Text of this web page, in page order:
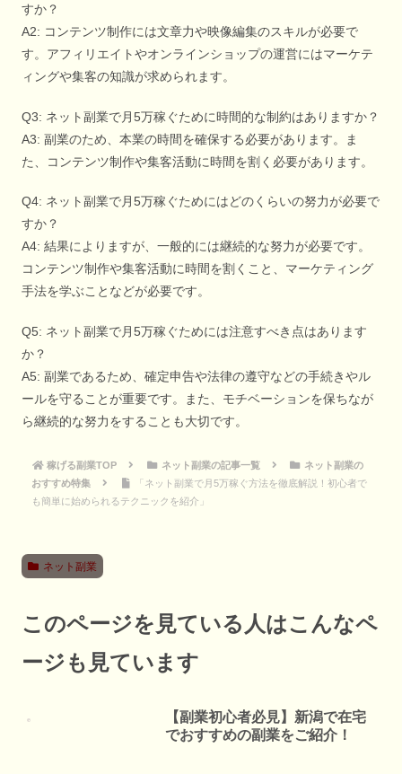
すか？
A2: コンテンツ制作には文章力や映像編集のスキルが必要で
す。アフィリエイトやオンラインショップの運営にはマーケテ
ィングや集客の知識が求められます。
Q3: ネット副業で月5万稼ぐために時間的な制約はありますか？
A3: 副業のため、本業の時間を確保する必要があります。ま
た、コンテンツ制作や集客活動に時間を割く必要があります。
Q4: ネット副業で月5万稼ぐためにはどのくらいの努力が必要で
すか？
A4: 結果によりますが、一般的には継続的な努力が必要です。
コンテンツ制作や集客活動に時間を割くこと、マーケティング
手法を学ぶことなどが必要です。
Q5: ネット副業で月5万稼ぐためには注意すべき点はあります
か？
A5: 副業であるため、確定申告や法律の遵守などの手続きやル
ールを守ることが重要です。また、モチベーションを保ちなが
ら継続的な努力をすることも大切です。
稼げる副業TOP ネット副業の記事一覧
ネット副業の
おすすめ特集
「ネット副業で月5万稼ぐ方法を徹底解説！初心者で
も簡単に始められるテクニックを紹介」
ネット副業
このページを見ている人はこんなペ
ージも見ています
【副業初心者必見】新潟で在宅
でおすすめの副業をご紹介！